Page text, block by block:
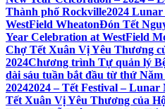
Thành phố Rockville2024 Lunar
WestField WheatonĐón Tết
Year Celebration at WestField
Chợ Tết Xuân Vị Yêu Thương
2024Chương trình Tự quản lý
dài sáu tuần bắt đầu từ thứ Năm
20242024 – Tết Festival – Lunar
Tết Xuân Vị Yêu Thương của